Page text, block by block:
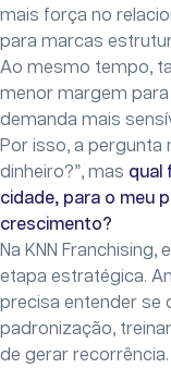
mais força no
para marcas
Ao mesmo tempo,
menor margem
demanda mais
Por isso, a pergunta
dinheiro?”, mas qual
cidade, para o meu
crescimento?
Na KNN
etapa estratégica.
precisa entender se
padronização,
de gerar recorrência.